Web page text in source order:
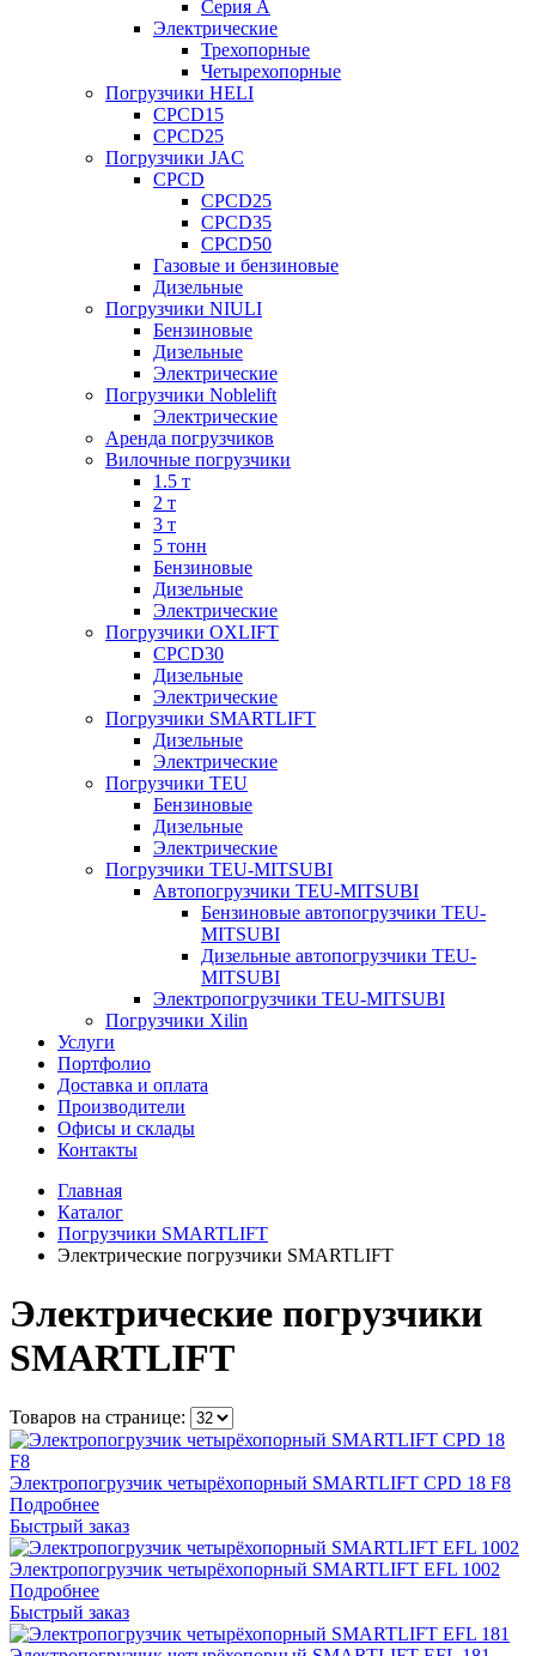
Серия А
Электрические
Трехопорные
Четырехопорные
Погрузчики HELI
CPCD15
CPCD25
Погрузчики JAC
CPCD
CPCD25
CPCD35
CPCD50
Газовые и бензиновые
Дизельные
Погрузчики NIULI
Бензиновые
Дизельные
Электрические
Погрузчики Noblelift
Электрические
Аренда погрузчиков
Вилочные погрузчики
1.5 т
2 т
3 т
5 тонн
Бензиновые
Дизельные
Электрические
Погрузчики OXLIFT
CPCD30
Дизельные
Электрические
Погрузчики SMARTLIFT
Дизельные
Электрические
Погрузчики TEU
Бензиновые
Дизельные
Электрические
Погрузчики TEU-MITSUBI
Автопогрузчики TEU-MITSUBI
Бензиновые автопогрузчики TEU-
MITSUBI
Дизельные автопогрузчики TEU-
MITSUBI
Электропогрузчики TEU-MITSUBI
Погрузчики Xilin
Услуги
Портфолио
Доставка и оплата
Производители
Офисы и склады
Контакты
Главная
Каталог
Погрузчики SMARTLIFT
Электрические погрузчики SMARTLIFT
Электрические погрузчики
SMARTLIFT
Товаров на странице:
Электропогрузчик четырёхопорный SMARTLIFT CPD 18 F8
Подробнее
Быстрый заказ
Электропогрузчик четырёхопорный SMARTLIFT EFL 1002
Подробнее
Быстрый заказ